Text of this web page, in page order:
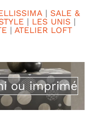
| SALE &
| LES UNIS |
| ATELIER LOFT
ou imprimé